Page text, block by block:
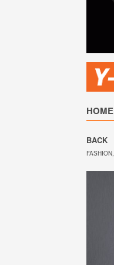
HOME
BACK
FASHION,